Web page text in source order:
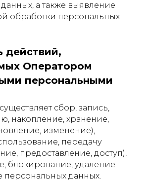
а также выявление
обработки персональных
действий,
Оператором
персональными
сбор, запись,
накопление, хранение,
изменение),
передачу
предоставление, доступ),
блокирование, удаление
персональных данных.